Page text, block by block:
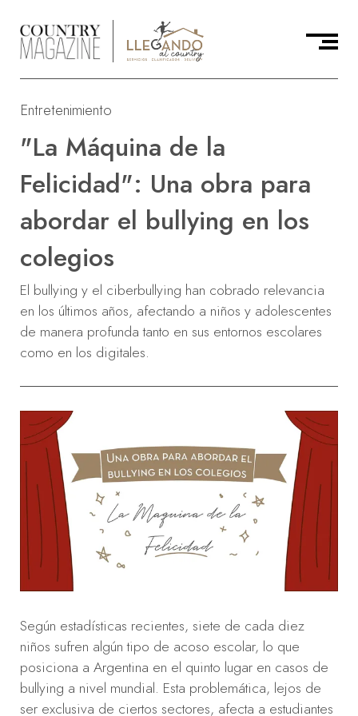
Entretenimiento
"La Máquina de la
Felicidad": Una obra para
abordar el bullying en los
colegios
El bullying y el ciberbullying han cobrado relevancia
en los últimos años, afectando a niños y adolescentes
de manera profunda tanto en sus entornos escolares
como en los digitales.
Según estadísticas recientes, siete de cada diez
niños sufren algún tipo de acoso escolar, lo que
posiciona a Argentina en el quinto lugar en casos de
bullying a nivel mundial. Esta problemática, lejos de
ser exclusiva de ciertos sectores, afecta a estudiantes